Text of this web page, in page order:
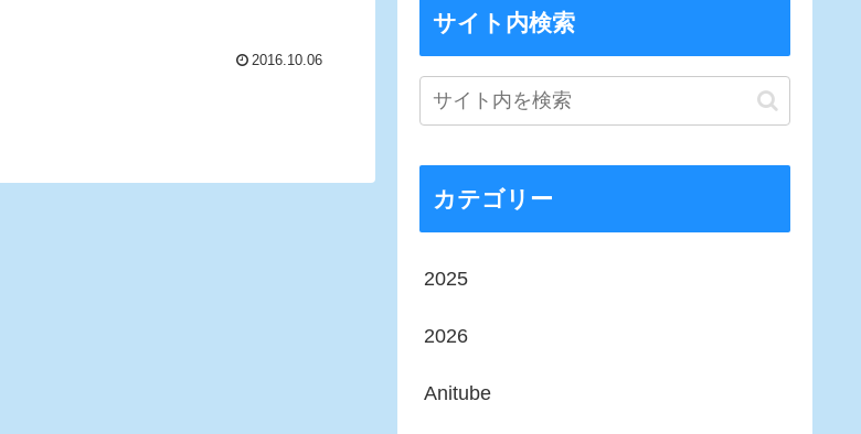
2016.10.06
サイト内検索
カテゴリー
2025
2026
Anitube